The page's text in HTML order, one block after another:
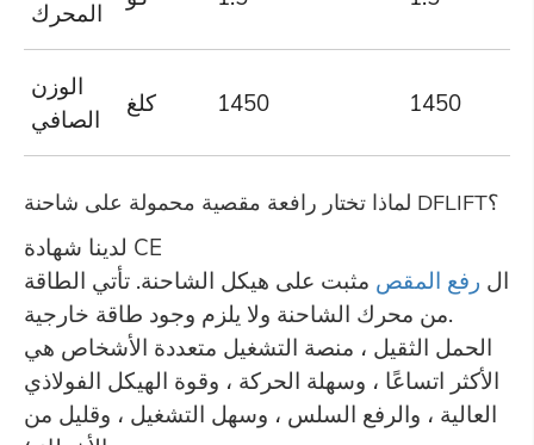
المحرك
الوزن
الصافي
كلغ 1450 1450
لماذا تختار رافعة مقصية محمولة على شاحنة DFLIFT؟
لدينا شهادة CE
ال رفع المقص مثبت على هيكل الشاحنة. تأتي الطاقة
من محرك الشاحنة ولا يلزم وجود طاقة خارجية.
الحمل الثقيل ، منصة التشغيل متعددة الأشخاص هي
الأكثر اتساعًا ، وسهلة الحركة ، وقوة الهيكل الفولاذي
العالية ، والرفع السلس ، وسهل التشغيل ، وقليل من